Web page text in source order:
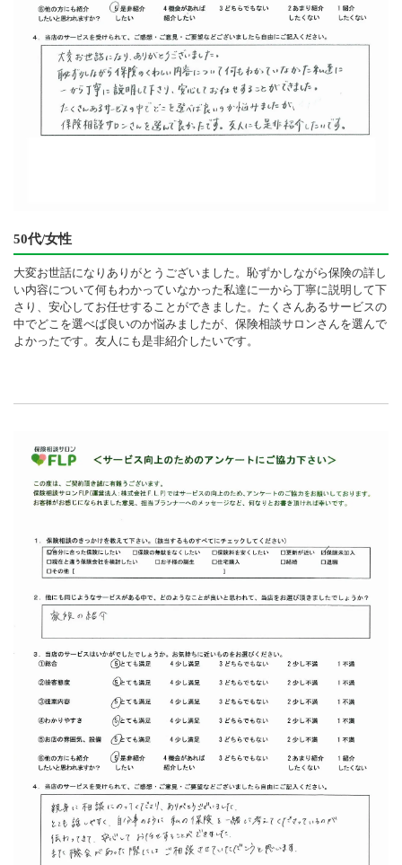
50代/女性
大変お世話になりありがとうございました。恥ずかしながら保険の詳し
い内容について何もわかっていなかった私達に一から丁寧に説明して下
さり、安心してお任せすることができました。たくさんあるサービスの
中でどこを選べば良いのか悩みましたが、保険相談サロンさんを選んで
よかったです。友人にも是非紹介したいです。